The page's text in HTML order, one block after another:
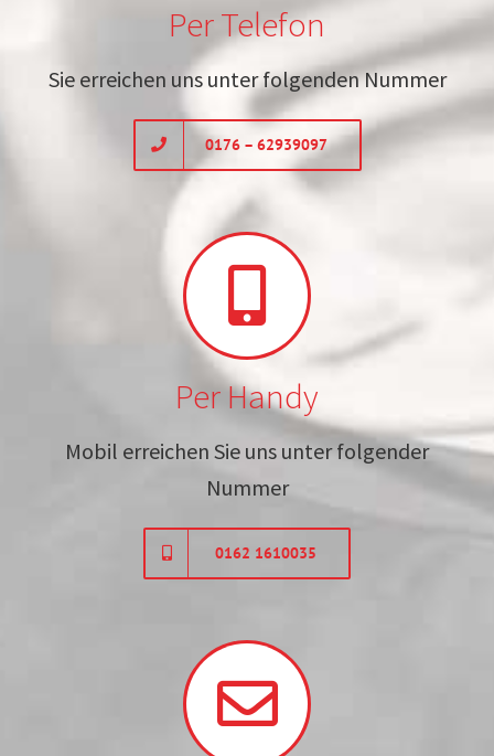
Per Telefon
Sie erreichen uns unter folgenden Nummer
0176 – 62939097
Per Handy
Mobil erreichen Sie uns unter folgender
Nummer
0162 1610035